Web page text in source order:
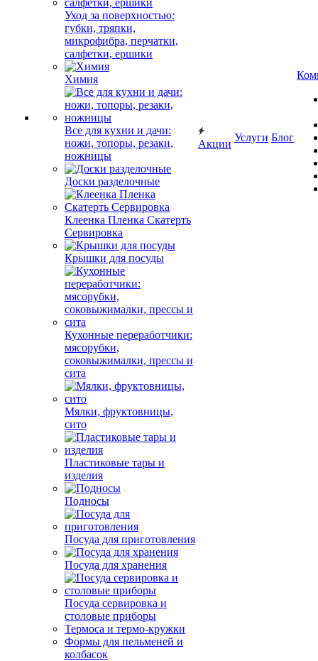
Уход за поверхностью:
губки, тряпки,
микрофибра, перчатки,
салфетки, ершики
Химия
Все для кухни и дачи:
ножи, топоры, резаки,
ножницы
Доски разделочные
Клеенка Пленка Скатерть
Сервировка
Крышки для посуды
Кухонные переработчики:
мясорубки,
соковыжималки, прессы и
сита
Мялки, фруктовницы,
сито
Пластиковые тары и
изделия
Подносы
Посуда для приготовления
Посуда для хранения
Посуда сервировка и
столовые приборы
Термоса и термо-кружки
Формы для пельменей и
колбасок
Акции
Услуги Блог